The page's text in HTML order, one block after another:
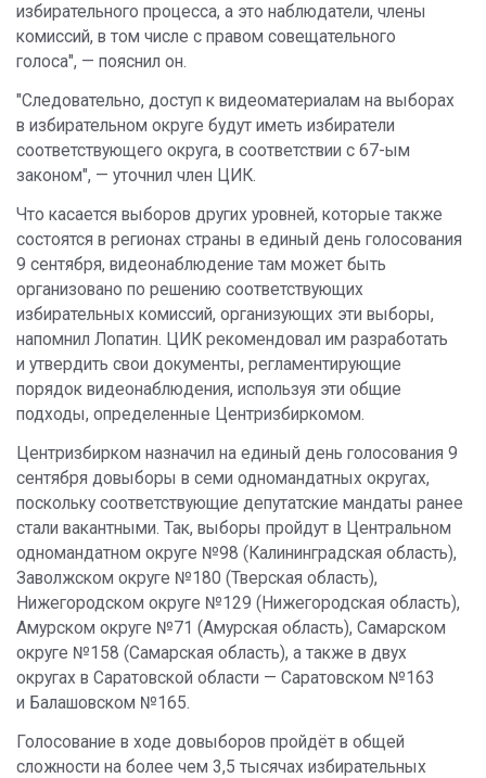
избирательного процесса, а это наблюдатели, члены
комиссий, в том числе с правом совещательного
голоса", — пояснил он.
"Следовательно, доступ к видеоматериалам на выборах
в избирательном округе будут иметь избиратели
соответствующего округа, в соответствии с 67-ым
законом", — уточнил член ЦИК.
Что касается выборов других уровней, которые также
состоятся в регионах страны в единый день голосования
9 сентября, видеонаблюдение там может быть
организовано по решению соответствующих
избирательных комиссий, организующих эти выборы,
напомнил Лопатин. ЦИК рекомендовал им разработать
и утвердить свои документы, регламентирующие
порядок видеонаблюдения, используя эти общие
подходы, определенные Центризбиркомом.
Центризбирком назначил на единый день голосования 9
сентября довыборы в семи одномандатных округах,
поскольку соответствующие депутатские мандаты ранее
стали вакантными. Так, выборы пройдут в Центральном
одномандатном округе №98 (Калининградская область),
Заволжском округе №180 (Тверская область),
Нижегородском округе №129 (Нижегородская область),
Амурском округе №71 (Амурская область), Самарском
округе №158 (Самарская область), а также в двух
округах в Саратовской области — Саратовском №163
и Балашовском №165.
Голосование в ходе довыборов пройдёт в общей
сложности на более чем 3,5 тысячах избирательных